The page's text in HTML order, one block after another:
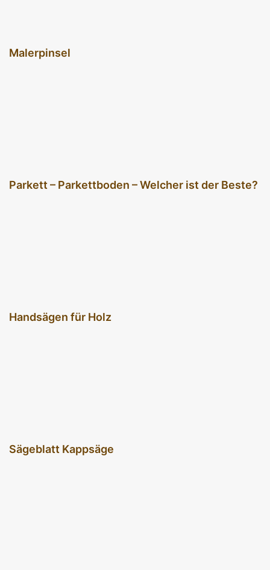
Malerpinsel
Parkett – Parkettboden – Welcher ist der Beste?
Handsägen für Holz
Sägeblatt Kappsäge